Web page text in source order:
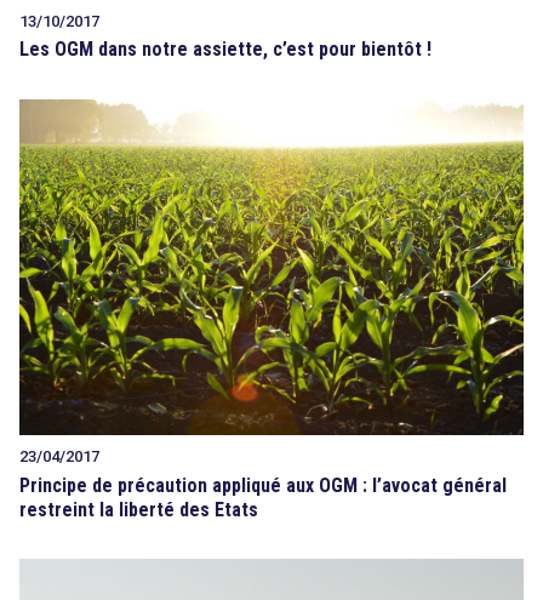
13/10/2017
Les OGM dans notre assiette, c’est pour bientôt !
23/04/2017
Principe de précaution appliqué aux OGM : l’avocat général
restreint la liberté des Etats